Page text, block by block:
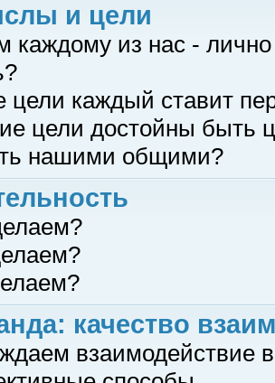
и цели
каждому из нас -
цели каждый ставит
цели достойны быть
нашими общими?
качество
взаимодействие